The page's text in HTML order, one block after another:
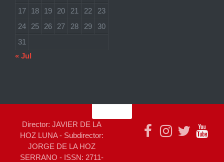
17
18 19 20 21 22
23
24
25 26 27 28 29
30
31
« Jul
Director: JAVIER DE LA
HOZ LUNA - Subdirector:
JORGE DE LA HOZ
SERRANO - ISSN: 2711-